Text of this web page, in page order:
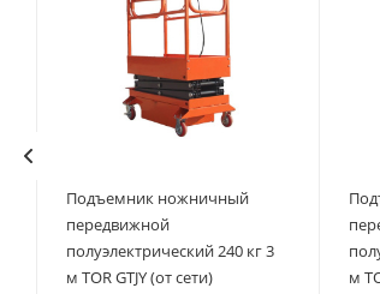
Подъемник ножничный
передвижной
полуэлектрический 240 кг 3
м TOR GTJY (от сети)
м